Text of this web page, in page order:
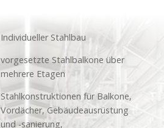
Individueller Stahlbau
vorgesetzte Stahlbalkone über
mehrere Etagen
Stahlkonstruktionen für Balkone,
Vordächer, Gebäudeausrüstung
und -sanierung,